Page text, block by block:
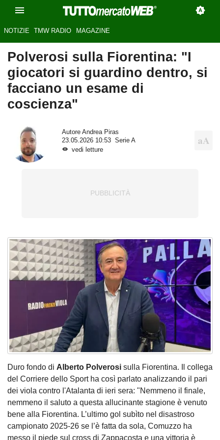
NOTIZIE TMW RADIO MAGAZINE
Polverosi sulla Fiorentina: "I
giocatori si guardino dentro, si
facciano un esame di
coscienza"
Autore Andrea Piras
23.05.2026 10:53
Serie A
vedi letture
Duro fondo di Alberto Polverosi sulla Fiorentina. Il collega
del Corriere dello Sport ha così parlato analizzando il pari
dei viola contro l'Atalanta di ieri sera: "Nemmeno il finale,
nemmeno il saluto a questa allucinante stagione è venuto
bene alla Fiorentina. L’ultimo gol subìto nel disastroso
campionato 2025-26 se l’è fatta da sola, Comuzzo ha
messo il piede sul cross di Zappacosta e una vittoria è